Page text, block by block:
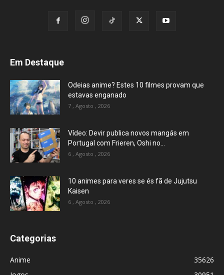
Em Destaque
Odeias anime? Estes 10 filmes provam que
estavas enganado
7 , Agosto , 2026
Vídeo: Devir publica novos mangás em
Portugal com Frieren, Oshi no...
6 , Agosto , 2026
10 animes para veres se és fã de Jujutsu
Kaisen
6 , Agosto , 2026
Categorias
Anime
35626